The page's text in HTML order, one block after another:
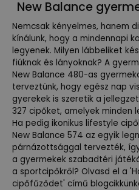
New Balance
Nemcsak kényelmes, hanem
kínálunk, hogy a mindennapi
legyenek. Milyen lábbeliket
fiúknak és lányoknak? A
New Balance 480-as
terveztünk, hogy egész nap
gyerekek is szeretik a
327 cipőket, amelyek minden
Ha pedig ikonikus lifestyle
New Balance 574 az egyik
párnázottsággal tervezték,
a gyermekek szabadtéri
a sportcipőkről? Olvasd el a
cipőfűződet' című